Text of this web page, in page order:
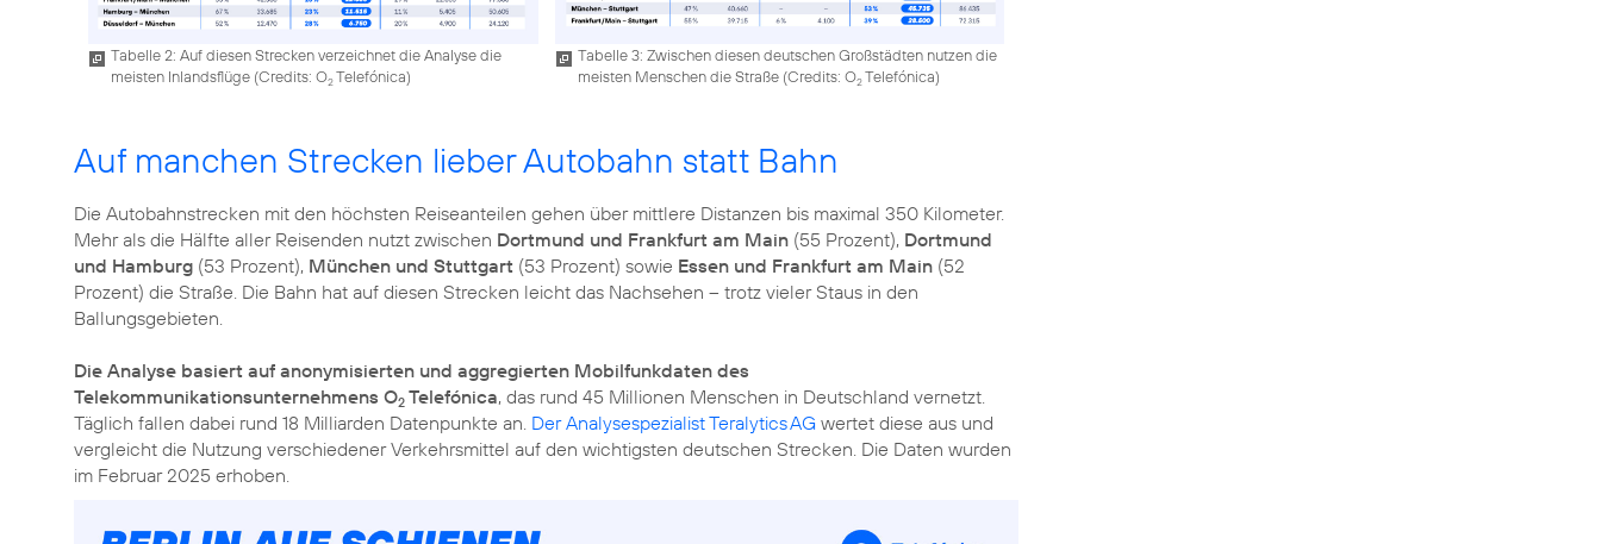
Tabelle 2: Auf diesen Strecken verzeichnet die Analyse die
meisten Inlandsflüge (Credits: O2Telefónica)
Tabelle 3: Zwischen diesen deutschen Großstädten nutzen die
meisten Menschen die Straße (Credits: O2Telefónica)
Auf manchen Strecken lieber Autobahn statt Bahn
Die Autobahnstrecken mit den höchsten Reiseanteilen gehen über mittlere Distanzen bis maximal 350 Kilometer.
Mehr als die Hälfte aller Reisenden nutzt zwischen Dortmund und Frankfurt am Main (55 Prozent), Dortmund
und Hamburg (53 Prozent), München und Stuttgart (53 Prozent) sowie Essen und Frankfurt am Main (52
Prozent) die Straße. Die Bahn hat auf diesen Strecken leicht das Nachsehen – trotz vieler Staus in den
Ballungsgebieten.
Die Analyse basiert auf anonymisierten und aggregierten Mobilfunkdaten des
Telekommunikationsunternehmens O2 Telefónica, das rund 45 Millionen Menschen in Deutschland vernetzt.
Täglich fallen dabei rund 18 Milliarden Datenpunkte an. Der Analysespezialist Teralytics AG wertet diese aus und
vergleicht die Nutzung verschiedener Verkehrsmittel auf den wichtigsten deutschen Strecken. Die Daten wurden
im Februar 2025 erhoben.